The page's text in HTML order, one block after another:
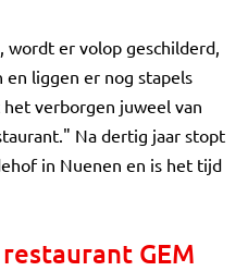
wordt er volop geschilderd,
liggen er nog stapels
verborgen juweel van
Na dertig jaar stopt
in Nuenen en is het tijd
GEM